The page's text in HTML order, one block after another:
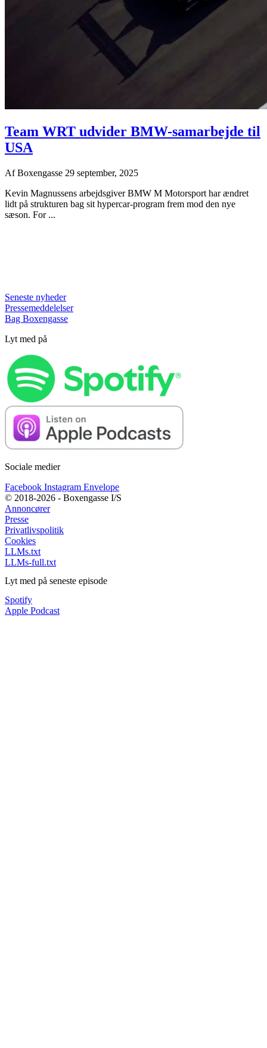
Team WRT udvider BMW-samarbejde til
USA
AfBoxengasse 29 september, 2025
Kevin Magnussens arbejdsgiver BMW M Motorsport har ændret
lidt på strukturen bag sit hypercar-program frem mod den nye
sæson. For ...
Seneste nyheder
Pressemeddelelser
Bag Boxengasse
Lyt med på
Sociale medier
Facebook Instagram Envelope
© 2018-2026 - Boxengasse I/S
Annoncører
Presse
Privatlivspolitik
Cookies
LLMs.txt
LLMs-full.txt
Lyt med på seneste episode
Spotify
Apple Podcast